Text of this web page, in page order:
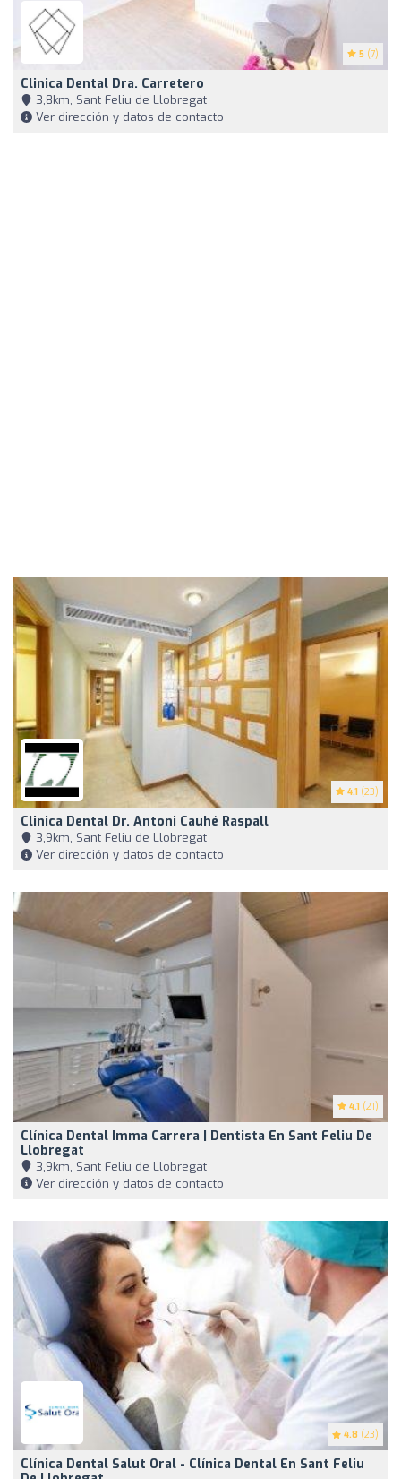
5 (7)
Clinica Dental Dra. Carretero
3,8km, Sant Feliu de Llobregat
Ver dirección y datos de contacto
4.1 (23)
Clinica Dental Dr. Antoni Cauhé Raspall
3,9km, Sant Feliu de Llobregat
Ver dirección y datos de contacto
4.1 (21)
Clínica Dental Imma Carrera | Dentista En Sant Feliu De
Llobregat
3,9km, Sant Feliu de Llobregat
Ver dirección y datos de contacto
4.8 (23)
Clínica Dental Salut Oral - Clínica Dental En Sant Feliu